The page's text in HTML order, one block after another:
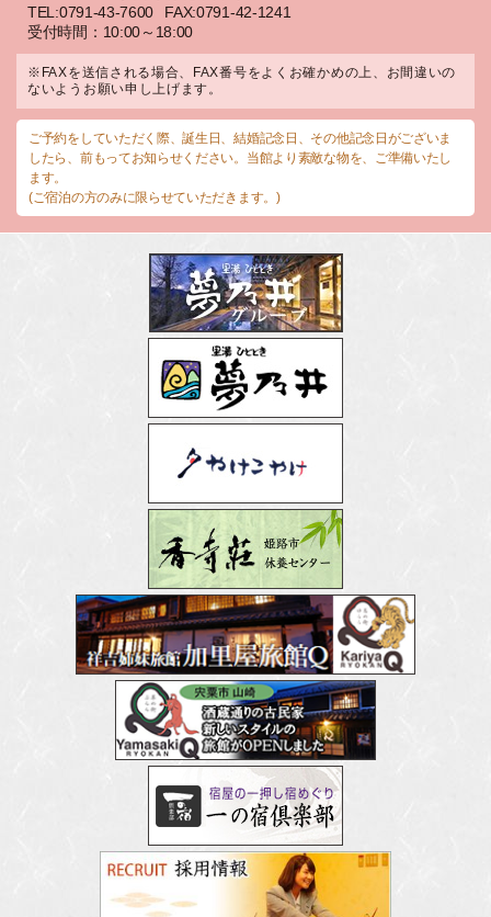
TEL:0791-43-7600
FAX:0791-42-1241
受付時間：10:00～18:00
※FAXを送信される場合、FAX番号をよくお確かめの上、お間違いの
ないようお願い申し上げます。
ご予約をしていただく際、誕生日、結婚記念日、その他記念日がございま
したら、前もってお知らせください。当館より素敵な物を、ご準備いたし
ます。
(ご宿泊の方のみに限らせていただきます。)